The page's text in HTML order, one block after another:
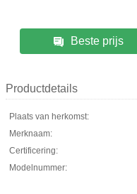
Beste prijs
Productdetails
Plaats van herkomst:
Merknaam:
Certificering:
Modelnummer: